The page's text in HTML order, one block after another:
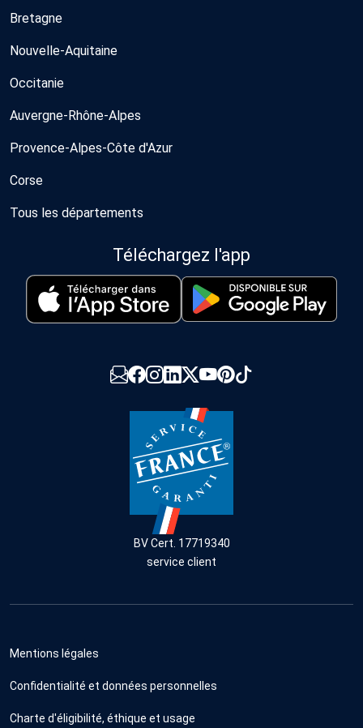
Bretagne
Nouvelle-Aquitaine
Occitanie
Auvergne-Rhône-Alpes
Provence-Alpes-Côte d'Azur
Corse
Tous les départements
Téléchargez l'app
BV Cert. 17719340
service client
Mentions légales
Confidentialité et données personnelles
Charte d'éligibilité, éthique et usage